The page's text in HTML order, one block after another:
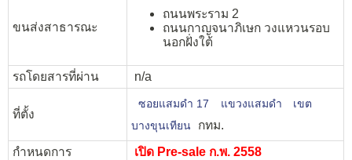
ขนส่งสาธารณะ
ถนนพระราม 2
ถนนกาญจนาภิเษก วงแหวนรอบ
นอกฝั่งใต้
รถโดยสารที่ผ่าน n/a
ที่ตั้ง
ซอยแสมดำ 17 แขวงแสมดำ
เขต
บางขุนเทียน
กทม.
กำหนดการ
เปิด Pre-sale ก.พ. 2558